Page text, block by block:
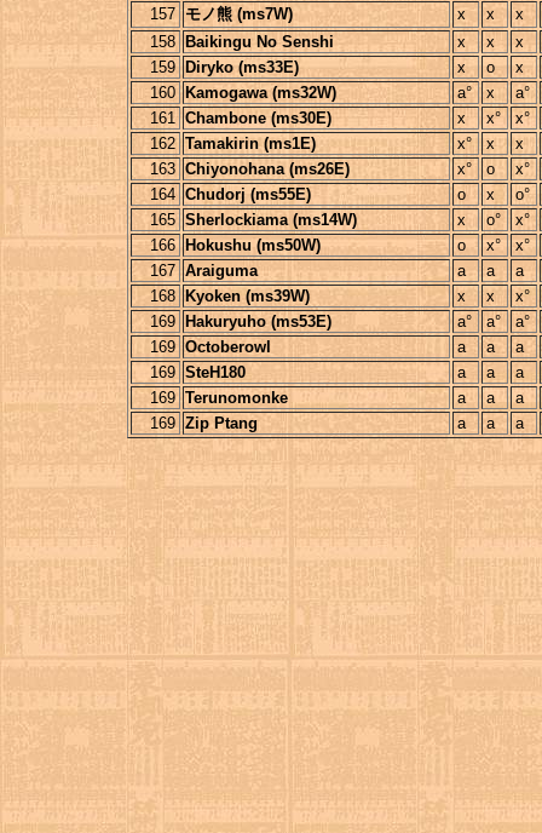
157
モノ熊 (ms7W) x x
x
158
Baikingu No Senshi x x
x
159
Diryko (ms33E) x o
x
160
Kamogawa (ms32W) a° x
a°
161 Chambone (ms30E) x x°
x°
162 Tamakirin (ms1E) x° x
x
163 Chiyonohana (ms26E) x° o
x°
164 Chudorj (ms55E) o x
o°
165 Sherlockiama (ms14W) x o°
x°
166
Hokushu (ms50W) o x°
x°
167 Araiguma a a
a
168
Kyoken (ms39W) x x
x°
169
Hakuryuho (ms53E) a° a°
a°
169 Octoberowl a a
a
169 SteH180 a a
a
169 Terunomonke a a
a
169 Zip Ptang a a a